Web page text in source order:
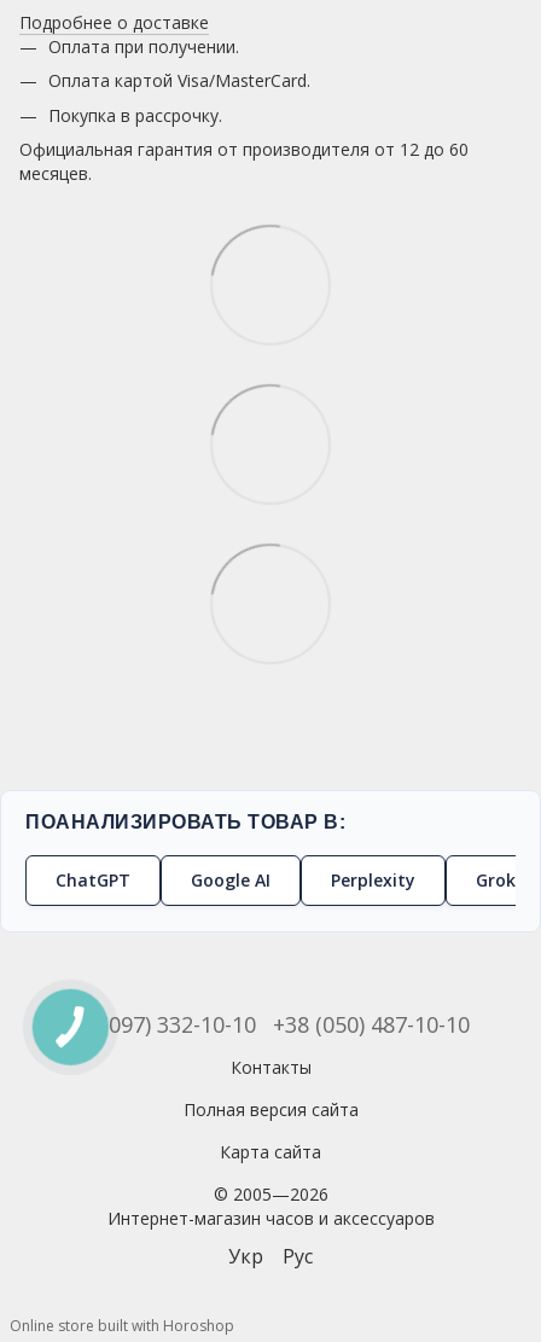
Подробнее о доставке
Оплата при получении.
Оплата картой Visa/MasterCard.
Покупка в рассрочку.
Официальная гарантия от производителя от 12 до 60
месяцев.
ПОАНАЛИЗИРОВАТЬ ТОВАР В:
ChatGPT Google AI Perplexity Grok
+38 (097) 332-10-10 +38 (050) 487-10-10
Контакты
Полная версия сайта
Карта сайта
© 2005—2026
Интернет-магазин часов и аксессуаров
Укр Рус
Online store built with Horoshop